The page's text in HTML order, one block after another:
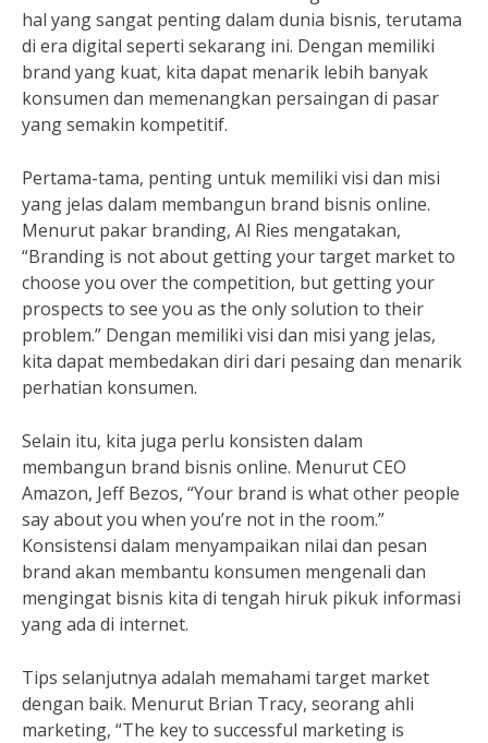
hal yang sangat penting dalam dunia bisnis, terutama
di era digital seperti sekarang ini. Dengan memiliki
brand yang kuat, kita dapat menarik lebih banyak
konsumen dan memenangkan persaingan di pasar
yang semakin kompetitif.
Pertama-tama, penting untuk memiliki visi dan misi
yang jelas dalam membangun brand bisnis online.
Menurut pakar branding, Al Ries mengatakan,
“Branding is not about getting your target market to
choose you over the competition, but getting your
prospects to see you as the only solution to their
problem.” Dengan memiliki visi dan misi yang jelas,
kita dapat membedakan diri dari pesaing dan menarik
perhatian konsumen.
Selain itu, kita juga perlu konsisten dalam
membangun brand bisnis online. Menurut CEO
Amazon, Jeff Bezos, “Your brand is what other people
say about you when you’re not in the room.”
Konsistensi dalam menyampaikan nilai dan pesan
brand akan membantu konsumen mengenali dan
mengingat bisnis kita di tengah hiruk pikuk informasi
yang ada di internet.
Tips selanjutnya adalah memahami target market
dengan baik. Menurut Brian Tracy, seorang ahli
marketing, “The key to successful marketing is